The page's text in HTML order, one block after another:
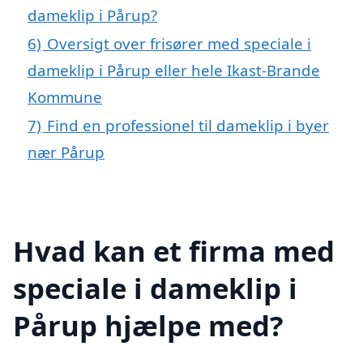
dameklip i Pårup?
6) Oversigt over frisører med speciale i
dameklip i Pårup eller hele Ikast-Brande
Kommune
7) Find en professionel til dameklip i byer
nær Pårup
Hvad kan et firma med
speciale i dameklip i
Pårup hjælpe med?